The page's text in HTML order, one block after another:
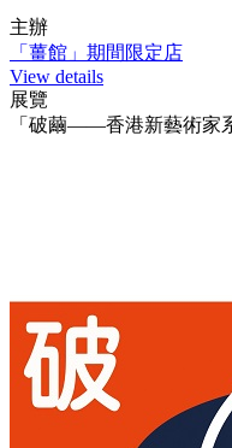
主辦
「薑館」期間限定店
View details
展覽
「破繭——香港新藝術家